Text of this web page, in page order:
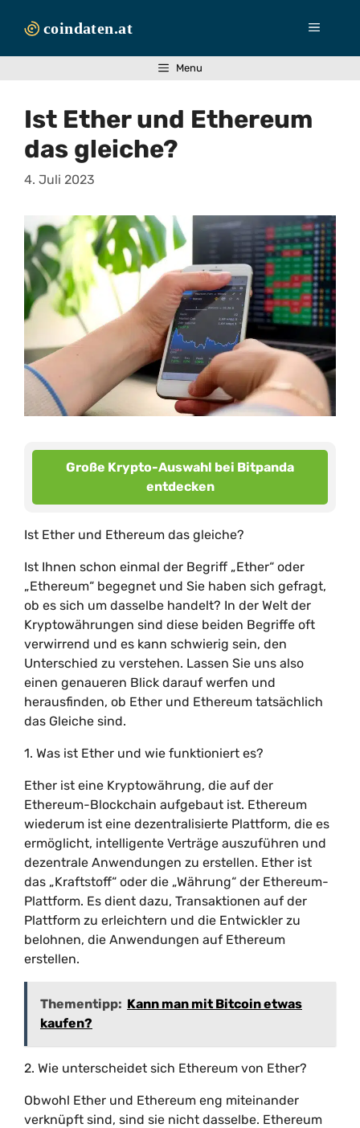
Inhalt
Menü
Menu
Ist Ether und Ethereum
das gleiche?
4. Juli 2023
Große Krypto-Auswahl bei Bitpanda
entdecken
Ist Ether und Ethereum das gleiche?
Ist Ihnen schon einmal der Begriff „Ether“ oder
„Ethereum“ begegnet und Sie haben sich gefragt,
ob es sich um dasselbe handelt? In der Welt der
Kryptowährungen sind diese beiden Begriffe oft
verwirrend und es kann schwierig sein, den
Unterschied zu verstehen. Lassen Sie uns also
einen genaueren Blick darauf werfen und
herausfinden, ob Ether und Ethereum tatsächlich
das Gleiche sind.
1. Was ist Ether und wie funktioniert es?
Ether ist eine Kryptowährung, die auf der
Ethereum-Blockchain aufgebaut ist. Ethereum
wiederum ist eine dezentralisierte Plattform, die es
ermöglicht, intelligente Verträge auszuführen und
dezentrale Anwendungen zu erstellen. Ether ist
das „Kraftstoff“ oder die „Währung“ der Ethereum-
Plattform. Es dient dazu, Transaktionen auf der
Plattform zu erleichtern und die Entwickler zu
belohnen, die Anwendungen auf Ethereum
erstellen.
Thementipp: Kann man mit Bitcoin etwas
kaufen?
2. Wie unterscheidet sich Ethereum von Ether?
Obwohl Ether und Ethereum eng miteinander
verknüpft sind, sind sie nicht dasselbe. Ethereum